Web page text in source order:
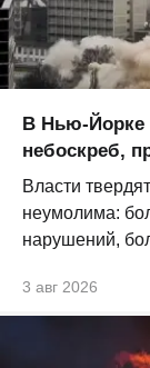
В Нью-Йорке
небоскреб,
Власти
неумолима:
нарушений,
3 авг 2026